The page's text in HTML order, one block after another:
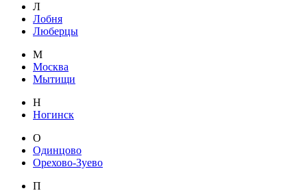
Л
Лобня
Люберцы
М
Москва
Мытищи
Н
Ногинск
О
Одинцово
Орехово-Зуево
П